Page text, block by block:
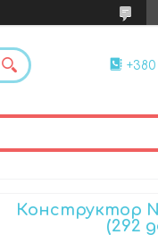
+380
Конструктор
(292